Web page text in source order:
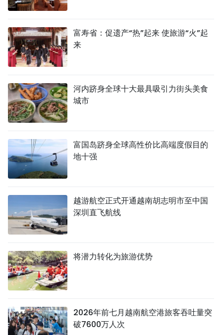
富寿省：促遗产“热”起来 使旅游“火”起
来
河内跻身全球十大最具吸引力街头美食
城市
富国岛跻身全球高性价比高端度假目的
地十强
越游航空正式开通越南胡志明市至中国
深圳直飞航线
将潜力转化为旅游优势
2026年前七月越南航空港旅客吞吐量突
破7600万人次